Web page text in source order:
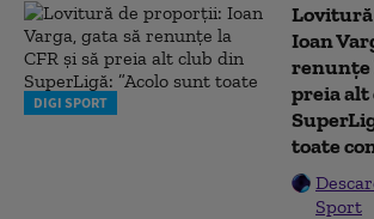
DIGI SPORT
Ioan
renunțe
preia alt
toate
Sport